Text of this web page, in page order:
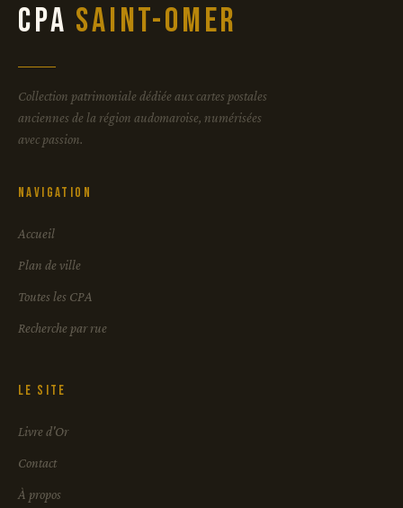
CPA Saint-Omer
Collection patrimoniale dédiée aux cartes postales
anciennes de la région audomaroise, numérisées
avec passion.
Navigation
Accueil
Plan de ville
Toutes les CPA
Recherche par rue
Le site
Livre d'Or
Contact
À propos